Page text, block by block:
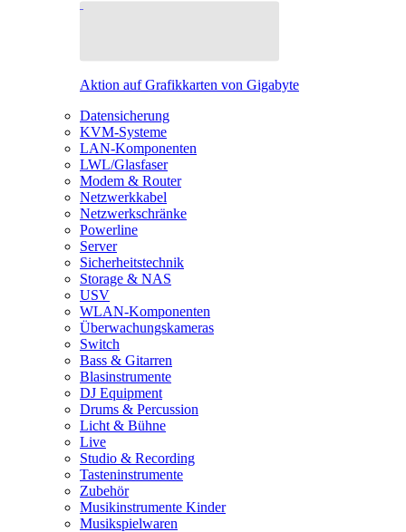
Aktion auf Grafikkarten von Gigabyte
Datensicherung
KVM-Systeme
LAN-Komponenten
LWL/Glasfaser
Modem & Router
Netzwerkkabel
Netzwerkschränke
Powerline
Server
Sicherheitstechnik
Storage & NAS
USV
WLAN-Komponenten
Überwachungskameras
Switch
Bass & Gitarren
Blasinstrumente
DJ Equipment
Drums & Percussion
Licht & Bühne
Live
Studio & Recording
Tasteninstrumente
Zubehör
Musikinstrumente Kinder
Musikspielwaren